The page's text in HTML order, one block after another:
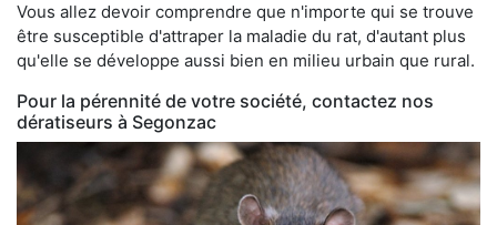
Vous allez devoir comprendre que n'importe qui se trouve
être susceptible d'attraper la maladie du rat, d'autant plus
qu'elle se développe aussi bien en milieu urbain que rural.
Pour la pérennité de votre société, contactez nos
dératiseurs à Segonzac